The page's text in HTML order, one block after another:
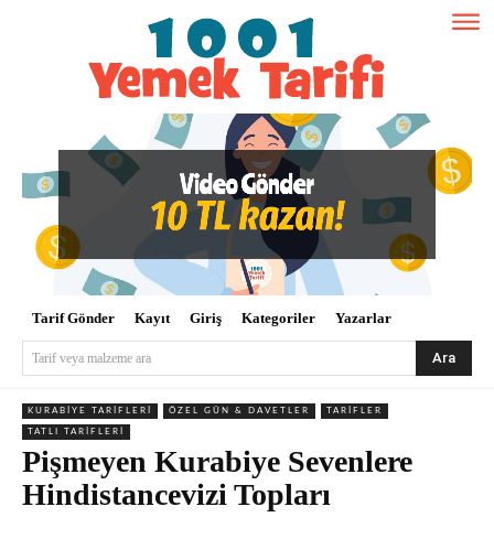
Tarif Gönder Kayıt Giriş Kategoriler Yazarlar
Tarif veya malzeme ara Ara
KURABIYE TARIFLERI ÖZEL GÜN & DAVETLER TARIFLER
TATLI TARIFLERI
Pişmeyen Kurabiye Sevenlere
Hindistancevizi Topları